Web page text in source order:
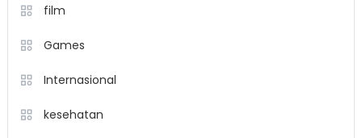
film
Games
Internasional
kesehatan